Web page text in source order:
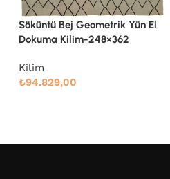
Söküntü Bej Modern Dizayn
Yün El Dokuma Kilim-238×305
₺76.666,00
Devamını oku